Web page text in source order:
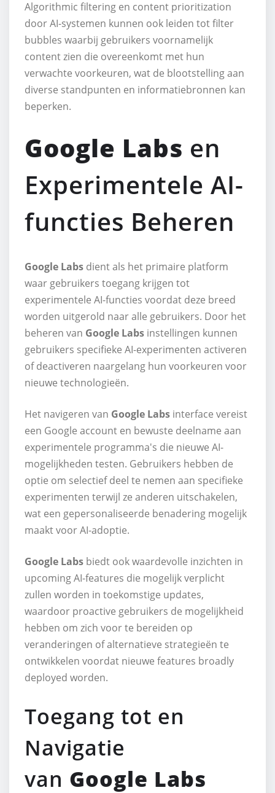
Algorithmic filtering en content prioritization
door AI-systemen kunnen ook leiden tot filter
bubbles waarbij gebruikers voornamelijk
content zien die overeenkomt met hun
verwachte voorkeuren, wat de blootstelling aan
diverse standpunten en informatiebronnen kan
beperken.
Google Labs en
Experimentele AI-
functies Beheren
Google Labs dient als het primaire platform
waar gebruikers toegang krijgen tot
experimentele AI-functies voordat deze breed
worden uitgerold naar alle gebruikers. Door het
beheren van Google Labs instellingen kunnen
gebruikers specifieke AI-experimenten activeren
of deactiveren naargelang hun voorkeuren voor
nieuwe technologieën.
Het navigeren van Google Labs interface vereist
een Google account en bewuste deelname aan
experimentele programma's die nieuwe AI-
mogelijkheden testen. Gebruikers hebben de
optie om selectief deel te nemen aan specifieke
experimenten terwijl ze anderen uitschakelen,
wat een gepersonaliseerde benadering mogelijk
maakt voor AI-adoptie.
Google Labs biedt ook waardevolle inzichten in
upcoming AI-features die mogelijk verplicht
zullen worden in toekomstige updates,
waardoor proactive gebruikers de mogelijkheid
hebben om zich voor te bereiden op
veranderingen of alternatieve strategieën te
ontwikkelen voordat nieuwe features broadly
deployed worden.
Toegang tot en
Navigatie
van Google Labs